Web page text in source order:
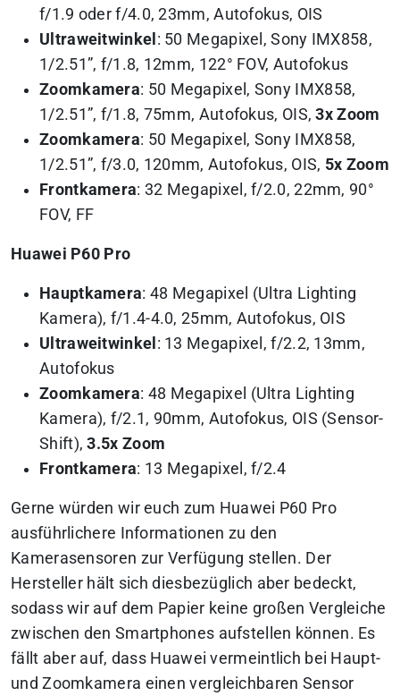
f/1.9 oder f/4.0, 23mm, Autofokus, OIS
Ultraweitwinkel : 50 Megapixel, Sony IMX858,
1/2.51”, f/1.8, 12mm, 122° FOV, Autofokus
Zoomkamera: 50 Megapixel, Sony IMX858,
1/2.51”, f/1.8, 75mm, Autofokus, OIS,3x Zoom
Zoomkamera: 50 Megapixel, Sony IMX858,
1/2.51”, f/3.0, 120mm, Autofokus, OIS, 5x Zoom
Frontkamera: 32 Megapixel, f/2.0, 22mm, 90°
FOV, FF
Huawei P60 Pro
Hauptkamera: 48 Megapixel (Ultra Lighting
Kamera), f/1.4-4.0, 25mm, Autofokus, OIS
Ultraweitwinkel : 13 Megapixel, f/2.2, 13mm,
Autofokus
Zoomkamera: 48 Megapixel (Ultra Lighting
Kamera), f/2.1, 90mm, Autofokus, OIS (Sensor-
Shift),3.5x Zoom
Frontkamera: 13 Megapixel, f/2.4
Gerne würden wir euch zum Huawei P60 Pro
ausführlichere Informationen zu den
Kamerasensoren zur Verfügung stellen. Der
Hersteller hält sich diesbezüglich aber bedeckt,
sodass wir auf dem Papier keine großen Vergleiche
zwischen den Smartphones aufstellen können. Es
fällt aber auf, dass Huawei vermeintlich bei Haupt-
und Zoomkamera einen vergleichbaren Sensor